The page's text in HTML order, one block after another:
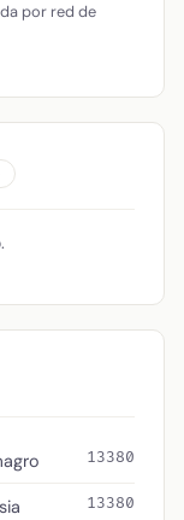
por red de
13380
13380